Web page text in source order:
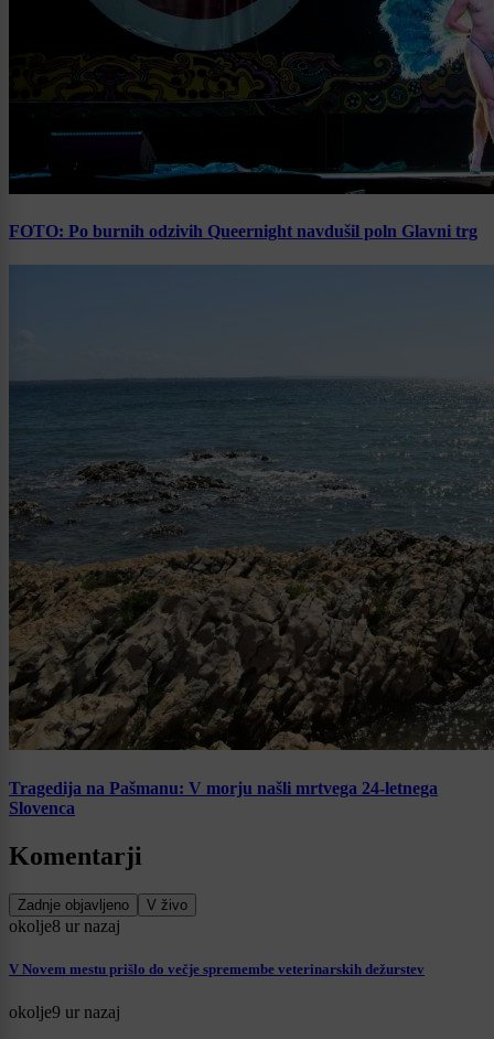
FOTO: Po burnih odzivih Queernight navdušil poln Glavni trg
Tragedija na Pašmanu: V morju našli mrtvega 24-letnega
Slovenca
Komentarji
Zadnje objavljeno V živo
okolje8 ur nazaj
V Novem mestu prišlo do večje spremembe veterinarskih dežurstev
okolje9 ur nazaj